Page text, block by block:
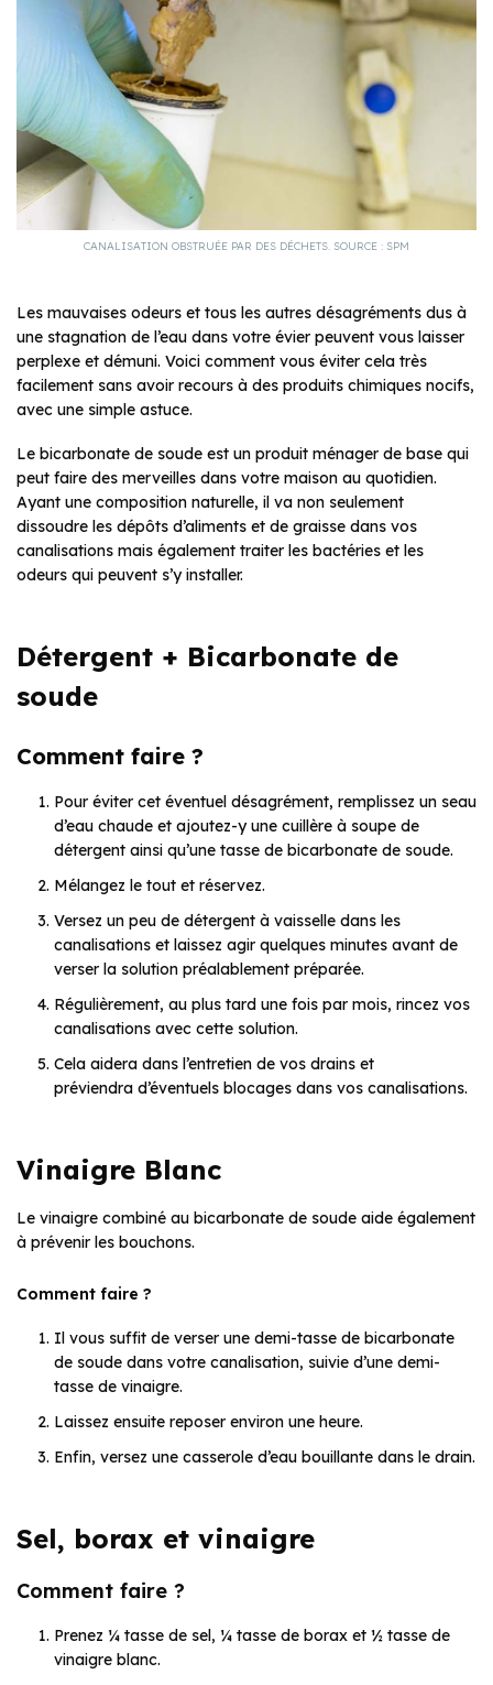
CANALISATION OBSTRUÉE PAR DES DÉCHETS. SOURCE : SPM
Les mauvaises odeurs et tous les autres désagréments dus à
une stagnation de l’eau dans votre évier peuvent vous laisser
perplexe et démuni. Voici comment vous éviter cela très
facilement sans avoir recours à des produits chimiques nocifs,
avec une simple astuce.
Le bicarbonate de soude est un produit ménager de base qui
peut faire des merveilles dans votre maison au quotidien.
Ayant une composition naturelle, il va non seulement
dissoudre les dépôts d’aliments et de graisse dans vos
canalisations mais également traiter les bactéries et les
odeurs qui peuvent s’y installer.
Détergent + Bicarbonate de
soude
Comment faire ?
Pour éviter cet éventuel désagrément, remplissez un seau
d’eau chaude et ajoutez-y une cuillère à soupe de
détergent ainsi qu’une tasse de bicarbonate de soude.
Mélangez le tout et réservez.
Versez un peu de détergent à vaisselle dans les
canalisations et laissez agir quelques minutes avant de
verser la solution préalablement préparée.
Régulièrement, au plus tard une fois par mois, rincez vos
canalisations avec cette solution.
Cela aidera dans l’entretien de vos drains et
préviendra d’éventuels blocages dans vos canalisations.
Vinaigre Blanc
Le vinaigre combiné au bicarbonate de soude aide également
à prévenir les bouchons.
Comment faire ?
Il vous suffit de verser une demi-tasse de bicarbonate
de soude dans votre canalisation, suivie d’une demi-
tasse de vinaigre.
Laissez ensuite reposer environ une heure.
Enfin, versez une casserole d’eau bouillante dans le drain.
Sel, borax et vinaigre
Comment faire ?
Prenez ¼ tasse de sel, ¼ tasse de borax et ½ tasse de
vinaigre blanc.